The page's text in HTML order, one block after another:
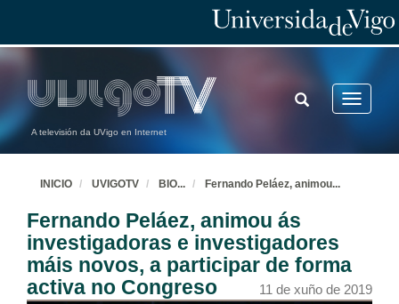
A televisión da UVigo en Internet
Toggle
TOGGLE
SEARCH
INICIO UVIGOTV BIO... Fernando Peláez, animou...
Fernando Peláez, animou ás
investigadoras e investigadores
máis novos, a participar de forma
activa no Congreso
11 de xuño de 2019